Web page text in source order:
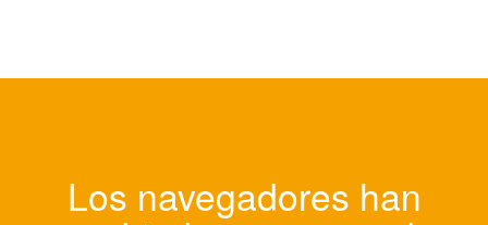
Los navegadores han